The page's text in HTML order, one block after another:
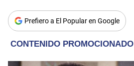
Prefiero a El Popular en Google